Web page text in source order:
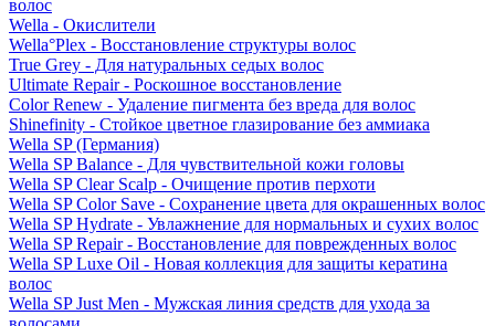
волос
Wella - Окислители
Wella°Plex - Восстановление структуры волос
True Grey - Для натуральных седых волос
Ultimate Repair - Роскошное восстановление
Color Renew - Удаление пигмента без вреда для волос
Shinefinity - Стойкое цветное глазирование без аммиака
Wella SP (Германия)
Wella SP Balance - Для чувствительной кожи головы
Wella SP Clear Scalp - Очищение против перхоти
Wella SP Color Save - Сохранение цвета для окрашенных волос
Wella SP Hydrate - Увлажнение для нормальных и сухих волос
Wella SP Repair - Восстановление для поврежденных волос
Wella SP Luxe Oil - Новая коллекция для защиты кератина
волос
Wella SP Just Men - Мужская линия средств для ухода за